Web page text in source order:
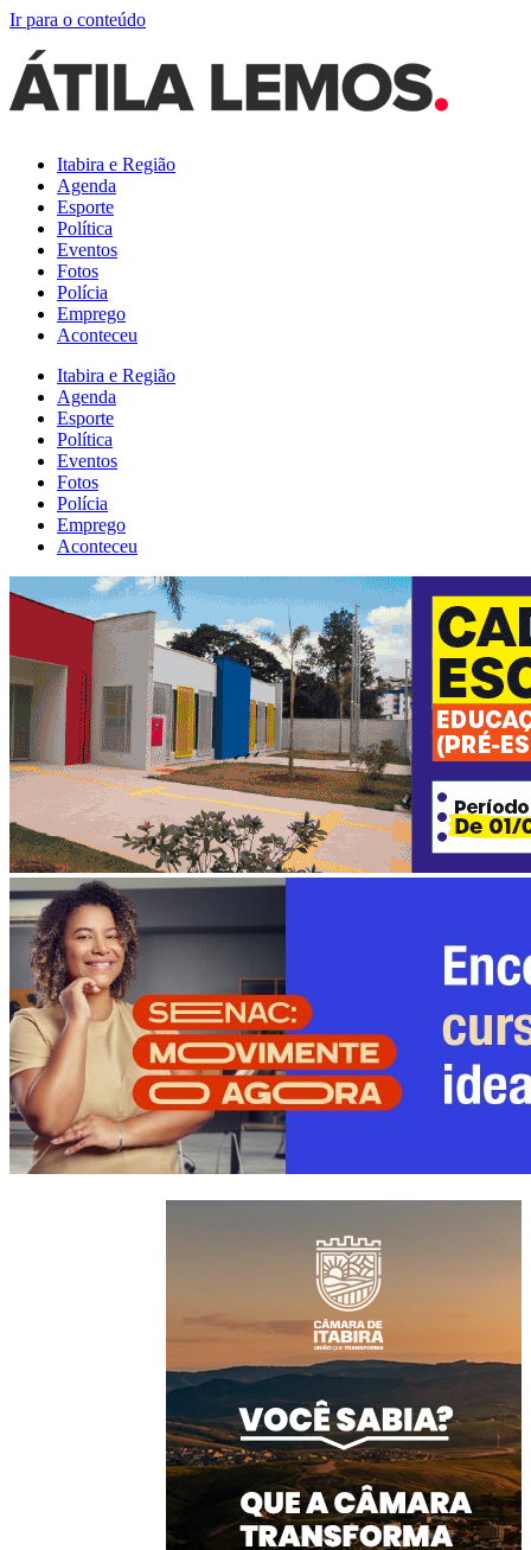
Ir para o conteúdo
Itabira e Região
Agenda
Esporte
Política
Eventos
Fotos
Polícia
Emprego
Aconteceu
Itabira e Região
Agenda
Esporte
Política
Eventos
Fotos
Polícia
Emprego
Aconteceu